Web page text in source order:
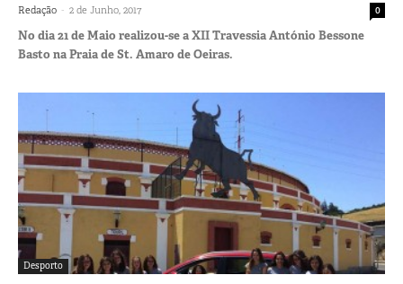
Redação - 2 de Junho, 2017 0
No dia 21 de Maio realizou-se a XII Travessia António Bessone
Basto na Praia de St. Amaro de Oeiras.
Desporto